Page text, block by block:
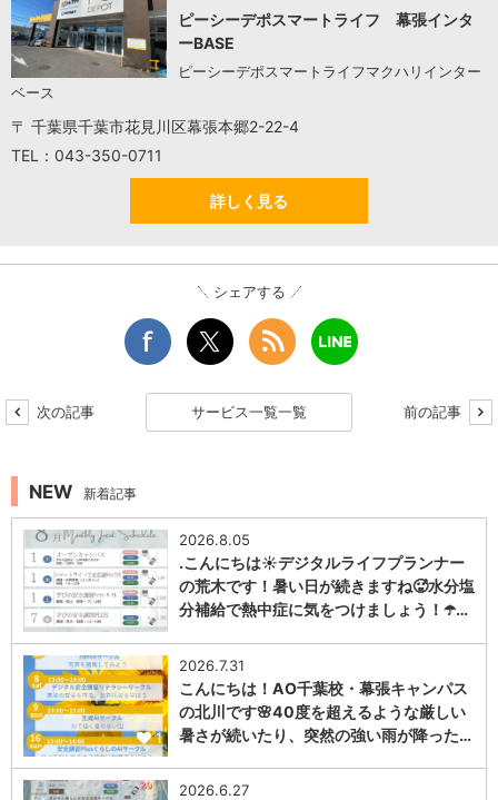
ピーシーデポスマートライフ 幕張インタ
ーBASE
ピーシーデポスマートライフマクハリインター
ベース
〒 千葉県千葉市花見川区幕張本郷2-22-4
TEL：043-350-0711
詳しく見る
シェアする
次の記事 サービス一覧一覧 前の記事
NEW 新着記事
1
2026.8.05
.こんにちは☀️デジタルライフプランナー
の荒木です！暑い日が続きますね🥵水分塩
分補給で熱中症に気をつけましょう！☂️…
1
2026.7.31
こんにちは！AO千葉校・幕張キャンパス
の北川です🌸40度を超えるような厳しい
暑さが続いたり、突然の強い雨が降った…
2026.6.27